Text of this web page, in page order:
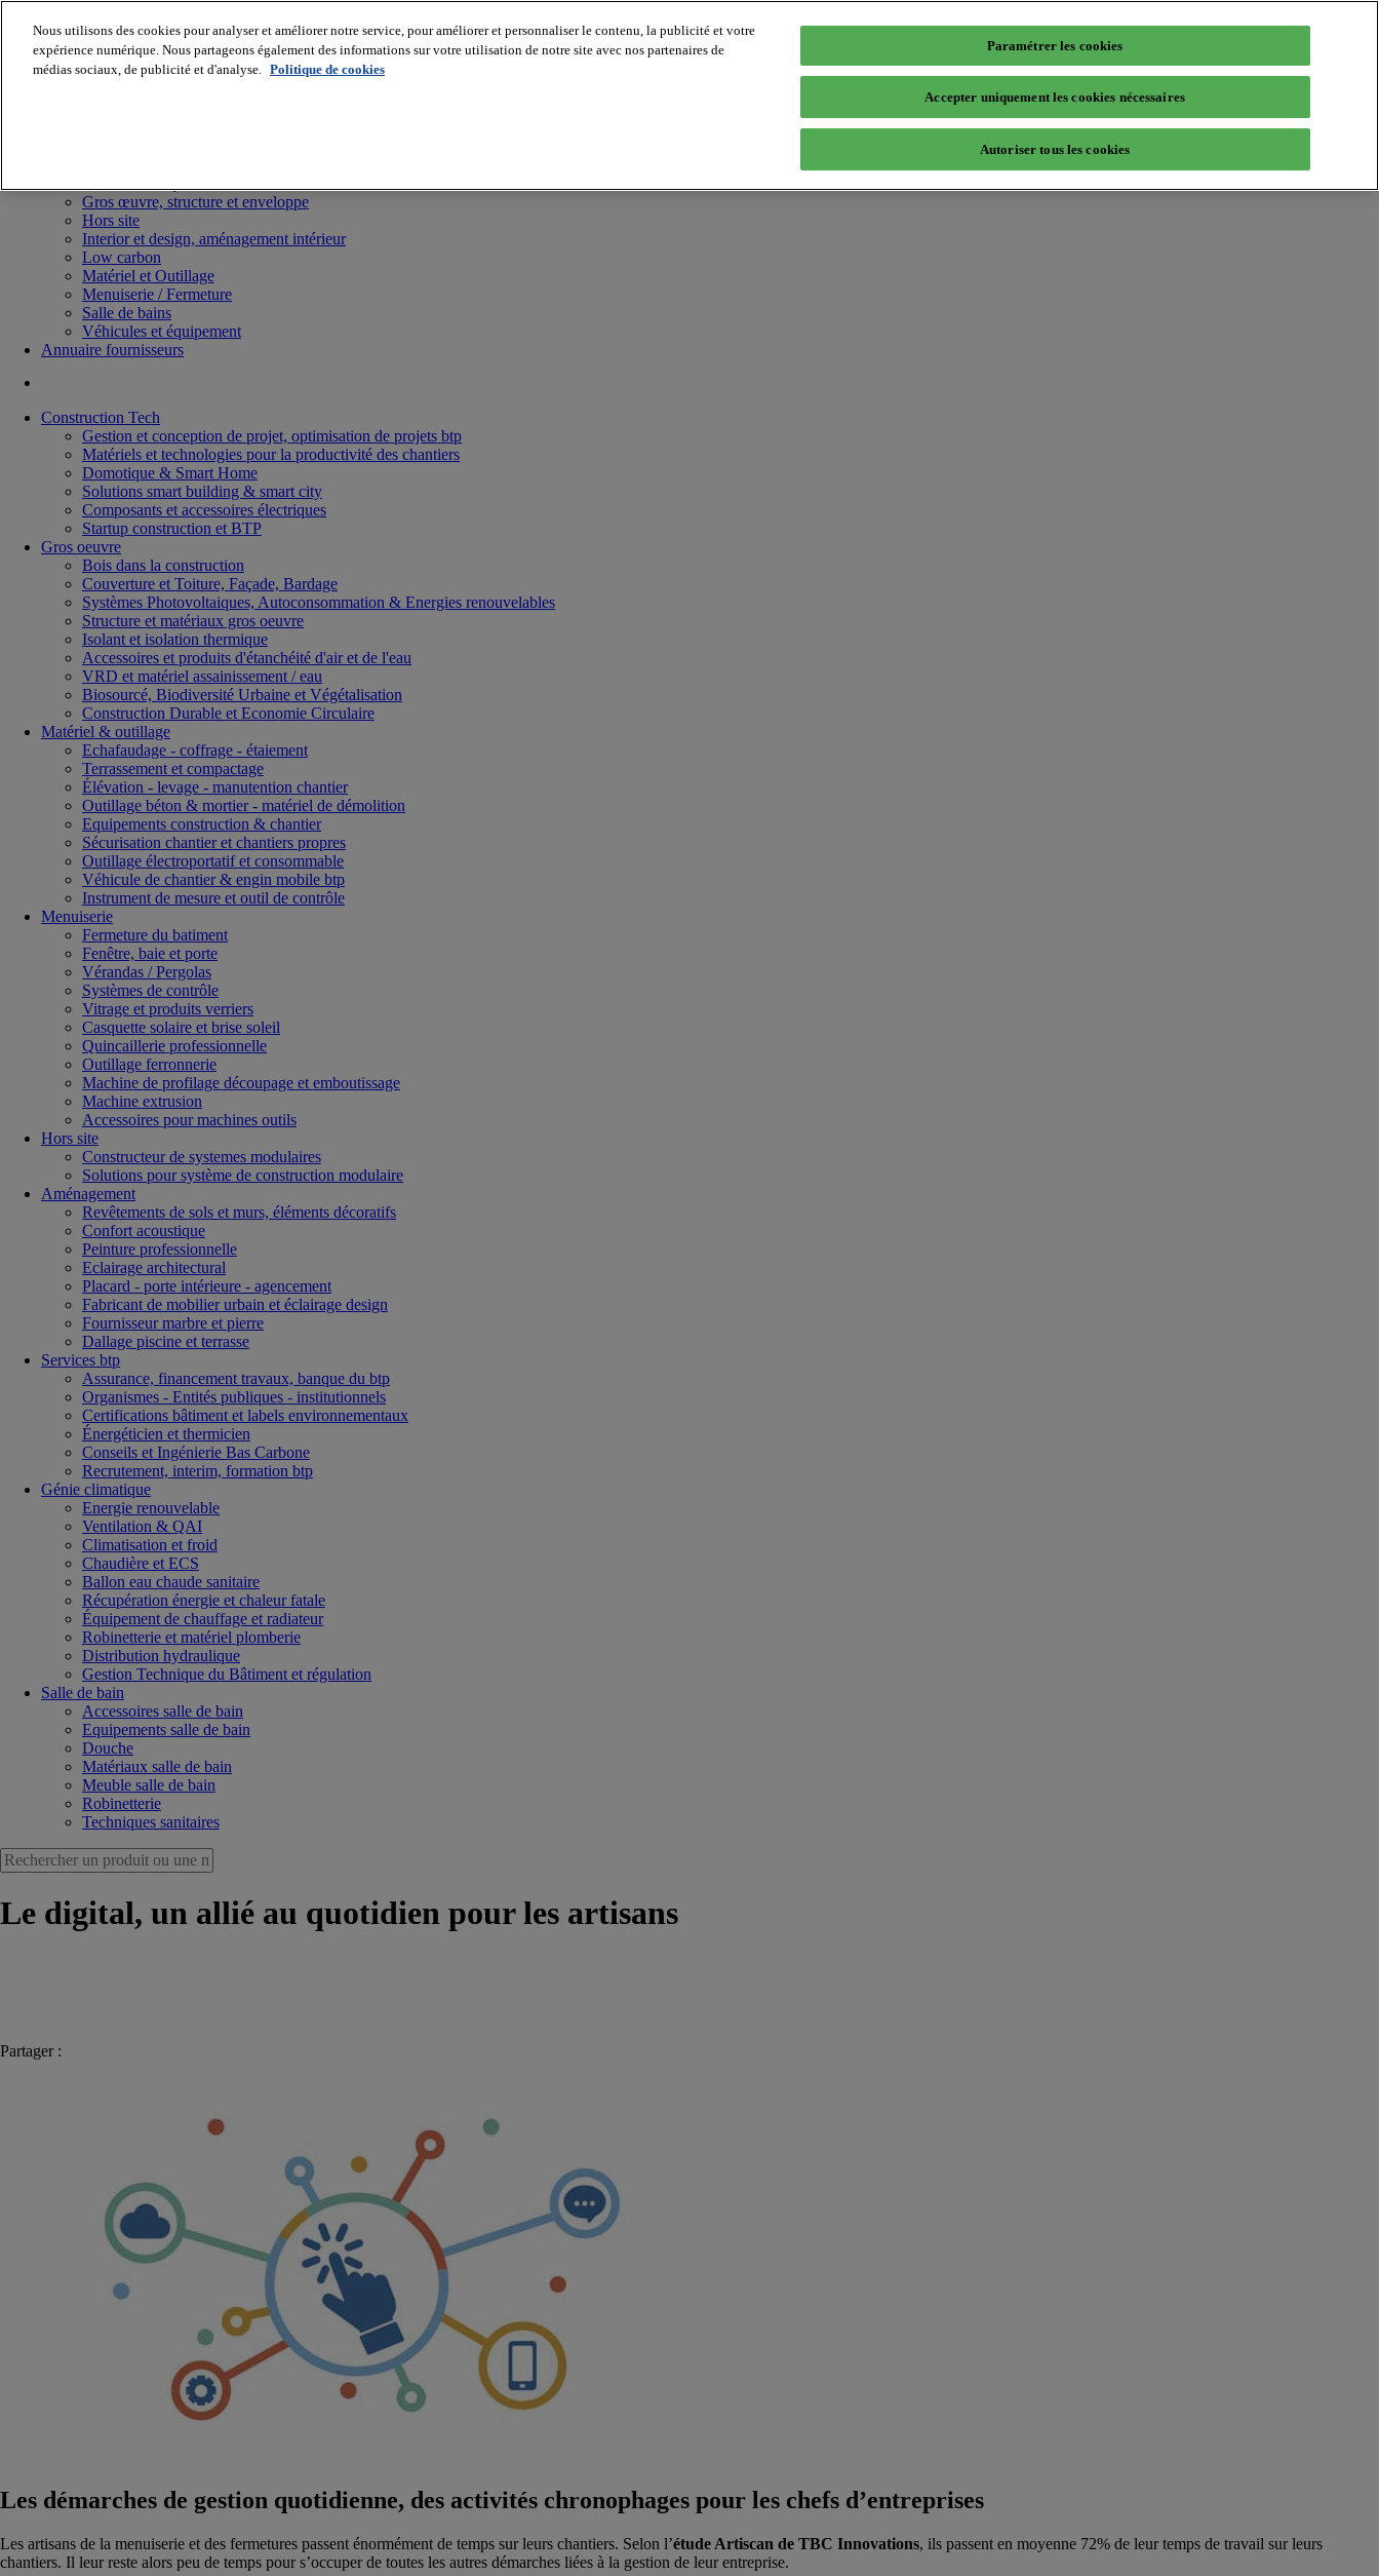
Gros œuvre, structure et enveloppe
Hors site
Interior et design, aménagement intérieur
Low carbon
Matériel et Outillage
Menuiserie / Fermeture
Salle de bains
Véhicules et équipement
Annuaire fournisseurs
Construction Tech
Gestion et conception de projet, optimisation de projets btp
Matériels et technologies pour la productivité des chantiers
Domotique & Smart Home
Solutions smart building & smart city
Composants et accessoires électriques
Startup construction et BTP
Gros oeuvre
Bois dans la construction
Couverture et Toiture, Façade, Bardage
Systèmes Photovoltaiques, Autoconsommation & Energies renouvelables
Structure et matériaux gros oeuvre
Isolant et isolation thermique
Accessoires et produits d'étanchéité d'air et de l'eau
VRD et matériel assainissement / eau
Biosourcé, Biodiversité Urbaine et Végétalisation
Construction Durable et Economie Circulaire
Matériel & outillage
Echafaudage - coffrage - étaiement
Terrassement et compactage
Élévation - levage - manutention chantier
Outillage béton & mortier - matériel de démolition
Equipements construction & chantier
Sécurisation chantier et chantiers propres
Outillage électroportatif et consommable
Véhicule de chantier & engin mobile btp
Instrument de mesure et outil de contrôle
Menuiserie
Fermeture du batiment
Fenêtre, baie et porte
Vérandas / Pergolas
Systèmes de contrôle
Vitrage et produits verriers
Casquette solaire et brise soleil
Quincaillerie professionnelle
Outillage ferronnerie
Machine de profilage découpage et emboutissage
Machine extrusion
Accessoires pour machines outils
Hors site
Constructeur de systemes modulaires
Solutions pour système de construction modulaire
Aménagement
Revêtements de sols et murs, éléments décoratifs
Confort acoustique
Peinture professionnelle
Eclairage architectural
Placard - porte intérieure - agencement
Fabricant de mobilier urbain et éclairage design
Fournisseur marbre et pierre
Dallage piscine et terrasse
Services btp
Assurance, financement travaux, banque du btp
Organismes - Entités publiques - institutionnels
Certifications bâtiment et labels environnementaux
Énergéticien et thermicien
Conseils et Ingénierie Bas Carbone
Recrutement, interim, formation btp
Génie climatique
Energie renouvelable
Ventilation & QAI
Climatisation et froid
Chaudière et ECS
Ballon eau chaude sanitaire
Récupération énergie et chaleur fatale
Équipement de chauffage et radiateur
Robinetterie et matériel plomberie
Distribution hydraulique
Gestion Technique du Bâtiment et régulation
Salle de bain
Accessoires salle de bain
Equipements salle de bain
Douche
Matériaux salle de bain
Meuble salle de bain
Robinetterie
Techniques sanitaires
Le digital, un allié au quotidien pour les artisans
Partager :
Les démarches de gestion quotidienne, des activités chronophages pour les chefs d’entreprises
Les artisans de la menuiserie et des fermetures passent énormément de temps sur leurs chantiers. Selon l’étude Artiscan de TBC Innovations, ils passent en moyenne 72% de leur temps de travail sur leurs
chantiers. Il leur reste alors peu de temps pour s’occuper de toutes les autres démarches liées à la gestion de leur entreprise.
Nous utilisons des cookies pour analyser et améliorer notre service, pour améliorer et personnaliser le contenu, la publicité et votre
expérience numérique. Nous partageons également des informations sur votre utilisation de notre site avec nos partenaires de
médias sociaux, de publicité et d'analyse. Politique de cookies
Paramétrer les cookies
Accepter uniquement les cookies nécessaires
Autoriser tous les cookies